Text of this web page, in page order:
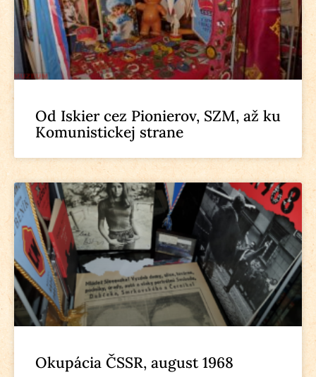
Od Iskier cez Pionierov, SZM, až ku
Komunistickej strane
Okupácia ČSSR, august 1968